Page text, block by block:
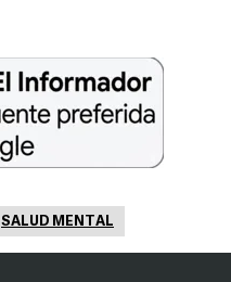
SALUD MENTAL